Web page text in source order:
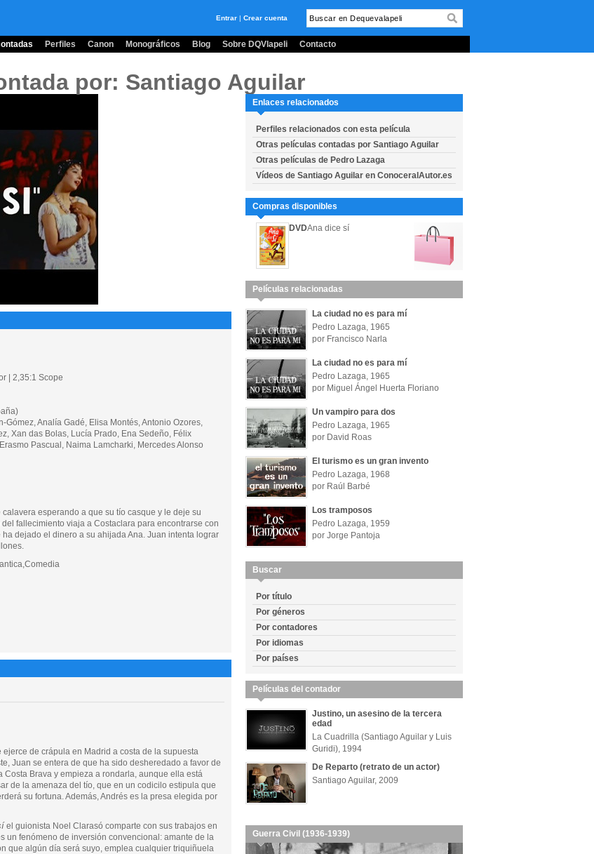
Entrar | Crear cuenta
Perfiles Canon Monográficos Blog Sobre DQVlapeli Contacto
por: Santiago Aguilar
| 2,35:1 Scope
Gómez, Analía Gadé, Elisa Montés, Antonio Ozores,
Xan das Bolas, Lucía Prado, Ena Sedeño, Félix
Pascual, Naima Lamcharki, Mercedes Alonso
esperando a que su tío casque y le deje su
fallecimiento viaja a Costaclara para encontrarse con
dejado el dinero a su ahijada Ana. Juan intenta lograr
de crápula en Madrid a costa de la supuesta
Juan se entera de que ha sido desheredado a favor de
Brava y empieza a rondarla, aunque ella está
de la amenaza del tío, que en un codicilo estipula que
su fortuna. Además, Andrés es la presa elegida por
el guionista Noel Clarasó comparte con sus trabajos en
un fenómeno de inversión convencional: amante de la
que algún día será suyo, emplea cualquier triquiñuela
Enlaces relacionados
Perfiles relacionados con esta película
Otras películas contadas por Santiago Aguilar
Otras películas de Pedro Lazaga
Vídeos de Santiago Aguilar en ConoceralAutor.es
Compras disponibles
DVDAna dice sí
Películas relacionadas
La ciudad no es para mí
Pedro Lazaga, 1965
por Francisco Narla
La ciudad no es para mí
Pedro Lazaga, 1965
por Miguel Ángel Huerta Floriano
Un vampiro para dos
Pedro Lazaga, 1965
por David Roas
El turismo es un gran invento
Pedro Lazaga, 1968
por Raúl Barbé
Los tramposos
Pedro Lazaga, 1959
por Jorge Pantoja
Buscar
Por título
Por géneros
Por contadores
Por idiomas
Por países
Películas del contador
Justino, un asesino de la tercera
edad
La Cuadrilla (Santiago Aguilar y Luis
Guridi), 1994
De Reparto (retrato de un actor)
Santiago Aguilar, 2009
Guerra Civil (1936-1939)